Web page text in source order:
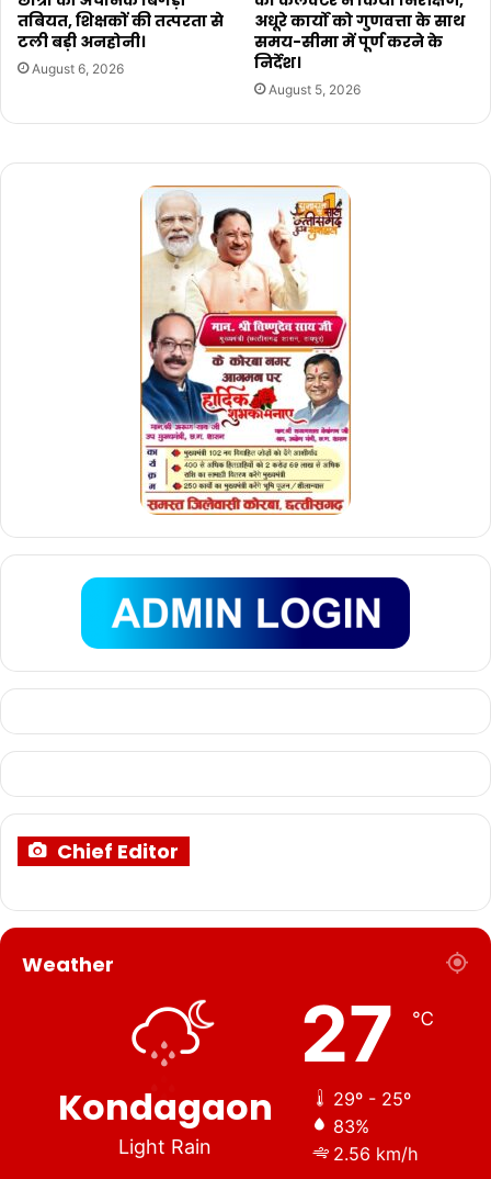
तबियत, शिक्षकों की तत्परता से
टली बड़ी अनहोनी।
August 6, 2026
अधूरे कार्यो को गुणवत्ता के साथ
समय-सीमा में पूर्ण करने के
निर्देश।
August 5, 2026
Chief Editor
Weather
Kondagaon
Light Rain
27 ℃
29º - 25º
83%
2.56 km/h